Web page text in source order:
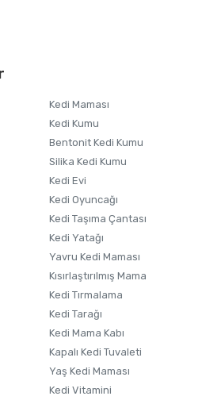
bilgiler bulunuyor.
daha pahalı.
olmalı.
Kedi Maması
Kedi Kumu
Bentonit Kedi Kumu
Silika Kedi Kumu
Kedi Evi
Kedi Oyuncağı
Kedi Taşıma Çantası
Kedi Yatağı
Yavru Kedi Maması
Kısırlaştırılmış Mama
Kedi Tırmalama
Kedi Tarağı
Kedi Mama Kabı
Kapalı Kedi Tuvaleti
Yaş Kedi Maması
Kedi Vitamini